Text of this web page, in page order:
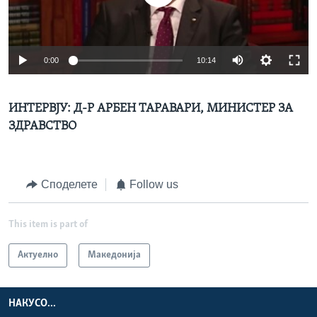
ИНТЕРВЈУА
Јазици
0:00 10:14
ИНТЕРВЈУ: Д-Р АРБЕН ТАРАВАРИ, МИНИСТЕР ЗА
ЗДРАВСТВО
Споделете Follow us
This item is part of
Актуелно Македонија
НАКУСО...